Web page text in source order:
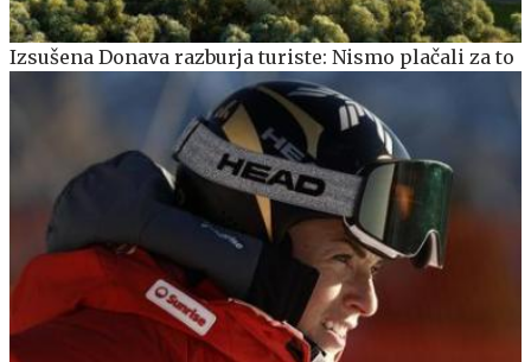
Izsušena Donava razburja turiste: Nismo plačali za to